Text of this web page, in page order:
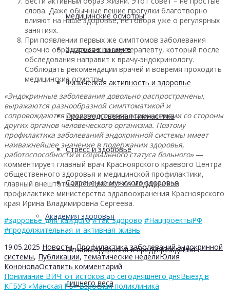
медицинские осмотры
Здоровое питание
Физическая активность и здоровье
Производственная гимнастика
Стресс и здоровье
Сохранение мужского здоровья
Академия здоровья
Основы здоровья и предупреждения
лишнего веса
слова. Даже обычные пешие прогулки благотворно
влияют на наше здоровье, не говоря уже о регулярных
занятиях.
При появлении первых же симптомов заболевания
срочно обращаться к врачу-терапевту, который после
обследования направит к врачу-эндокринологу.
Соблюдать рекомендации врачей и вовремя проходить
медицинские осмотры.
«Эндокринные заболевания довольно распространены,
выражаются разнообразной симптоматикой и
сопровождаются различного рода осложнениями со стороны
других органов человеческого организма. Поэтому
профилактика заболеваний эндокринной системы имеет
наиважнейшее значение в подержании здоровья,
работоспособности и социального статуса больного»—
комментирует главный врач Красноярского краевого Центра
общественного здоровья и медицинской профилактики,
главный внештатный специалист по медицинской
профилактике министерства здравоохранения Красноярского
края Ирина Владимировна Сергеева.
#здоровье_для_каждого #Так_здорово #НацпроектыРФ
#продолжительная_и_активная_жизнь
19.05.2025 Новости,Профилактика заболеваний эндокринной
системы, Публикации,тематические неделиЮлия
КононоваОставить комментарий
Понимание ВИЧ: от истоков до сегодняшнего дняВыезд в
КГБУЗ «Манская РБ» Взрослая поликлиника